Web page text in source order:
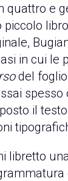
quattro e
in cui le
del foglio
il
libretto